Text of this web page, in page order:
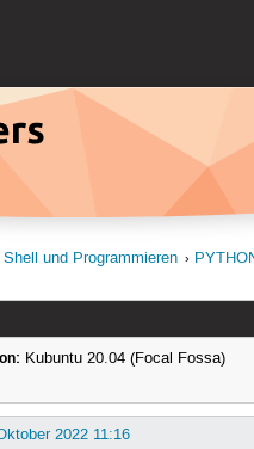
Shell und Programmieren
Kubuntu 20.04 (Focal Fossa)
2022 11:16